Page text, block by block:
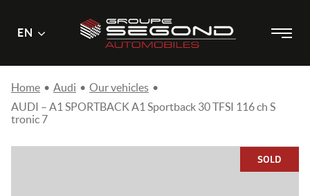
Skip
Main
menu
Menu
EN
Home • Audi • Our vehicles •
AUDI – A1 SPORTBACK A1 Sportback 30 TFSI 116 ch S
tronic 7
SOLD